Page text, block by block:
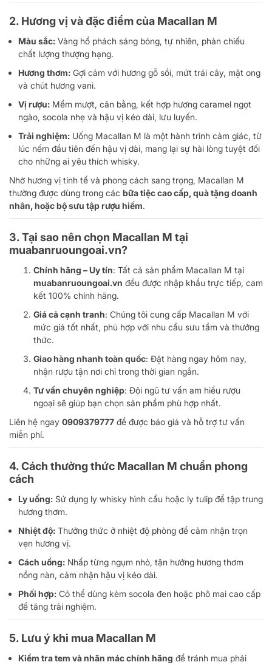
2. Hương vị và đặc điểm của Macallan M
Màu sắc: Vàng hổ phách sáng bóng, tự nhiên, phản chiếu
chất lượng thượng hạng.
Hương thơm: Gợi cảm với hương gỗ sồi, mứt trái cây, mật ong
và chút hương vani.
Vị rượu: Mềm mượt, cân bằng, kết hợp hương caramel ngọt
ngào, socola nhẹ và hậu vị kéo dài, lưu luyến.
Trải nghiệm: Uống Macallan M là một hành trình cảm giác, từ
lúc nếm đầu tiên đến hậu vị dài, mang lại sự hài lòng tuyệt đối
cho những ai yêu thích whisky.
Nhờ hương vị tinh tế và phong cách sang trọng, Macallan M
thường được dùng trong các bữa tiệc cao cấp, quà tặng doanh
nhân, hoặc bộ sưu tập rượu hiếm.
3. Tại sao nên chọn Macallan M tại
muabanruoungoai.vn?
Chính hãng – Uy tín: Tất cả sản phẩm Macallan M tại
muabanruoungoai.vn đều được nhập khẩu trực tiếp, cam
kết 100% chính hãng.
Giá cả cạnh tranh: Chúng tôi cung cấp Macallan M với
mức giá tốt nhất, phù hợp với nhu cầu sưu tầm và thưởng
thức.
Giao hàng nhanh toàn quốc: Đặt hàng ngay hôm nay,
nhận rượu tận nơi chỉ trong thời gian ngắn.
Tư vấn chuyên nghiệp: Đội ngũ tư vấn am hiểu rượu
ngoại sẽ giúp bạn chọn sản phẩm phù hợp nhất.
Liên hệ ngay 0909379777 để được báo giá và hỗ trợ tư vấn
miễn phí.
4. Cách thưởng thức Macallan M chuẩn phong
cách
Ly uống: Sử dụng ly whisky hình cầu hoặc ly tulip để tập trung
hương thơm.
Nhiệt độ: Thưởng thức ở nhiệt độ phòng để cảm nhận trọn
vẹn hương vị.
Cách uống: Nhấp từng ngụm nhỏ, tận hưởng hương thơm
nồng nàn, cảm nhận hậu vị kéo dài.
Phối hợp: Có thể dùng kèm socola đen hoặc phô mai cao cấp
để tăng trải nghiệm.
5. Lưu ý khi mua Macallan M
Kiểm tra tem và nhãn mác chính hãng để tránh mua phải